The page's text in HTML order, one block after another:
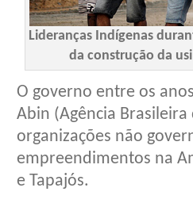
Lideranças Indígenas
da construção da
O governo entre os
Abin (Agência
organizações não
empreendimentos na
e Tapajós.